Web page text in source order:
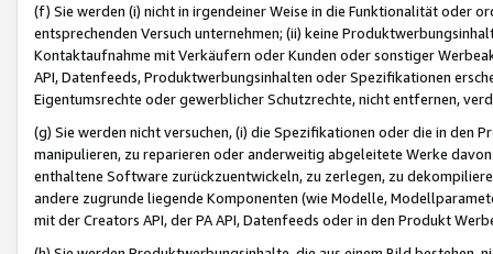
(f) Sie werden (i) nicht in irgendeiner Weise in die Funktionalität oder
entsprechenden Versuch unternehmen; (ii) keine
Kontaktaufnahme mit Verkäufern oder Kunden oder sonstiger
API, Datenfeeds, Produktwerbungsinhalten oder Spezifikationen
Eigentumsrechte oder gewerblicher Schutzrechte, nicht entfernen,
(g) Sie werden nicht versuchen, (i) die Spezifikationen oder die in
manipulieren, zu reparieren oder anderweitig abgeleitete Werke
enthaltene Software zurückzuentwickeln, zu zerlegen, zu
andere zugrunde liegende Komponenten (wie Modelle,
mit der Creators API, der PA API, Datenfeeds oder in den Produkt